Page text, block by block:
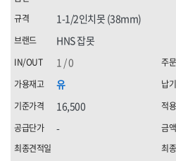
HNS 잡못
유
16,500
-
1-1/2인치못 (38mm)
1 / 0